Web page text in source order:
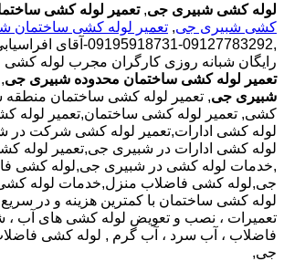
لوله کشی شبیری جی,تعمیر لوله کشی
کشی شبیری جی, تعمیر لوله کشی ساختمان
,09127783292-
رایگان شبانه روزی کارگران مجرب لوله
تعمیر لوله کشی ساختمان محدوده شبیری جی,
شبیری جی, تعمیر لوله کشی ساختمان منطقه
کشی, تعمیر لوله کشی ساختمان,تعمیر لوله
لوله کشی ادارات,تعمیر لوله کشی شرکت در
لوله کشی ادارات در شبیری جی,تعمیر لوله کشی
,خدمات لوله کشی در شبیری جی,لوله کشی
جی,لوله کشی فاضلاب منزل,خدمات لوله
لوله کشی ساختمان با کمترین هزینه و در سریع
تعمیرات ، نصب و تعویض لوله کشی های آب ،
فاضلاب ، آب سرد ، آب گرم , لوله کشی
جی,